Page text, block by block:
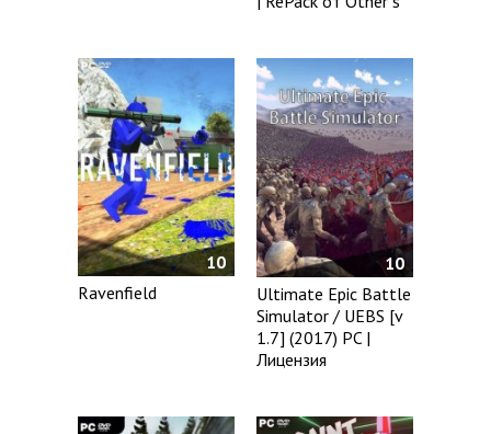
10
Ravenfield
10
Ultimate Epic Battle
Simulator / UEBS [v
1.7] (2017) PC |
Лицензия